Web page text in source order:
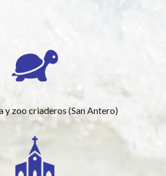
y zoo criaderos (San Antero)